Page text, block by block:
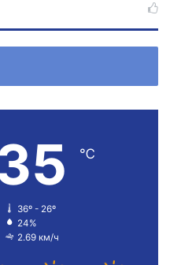
℃
36º - 26º
24%
2.69 км/ч